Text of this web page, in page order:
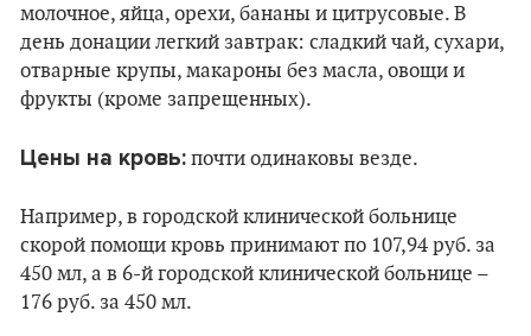
молочное, яйца, орехи, бананы и цитрусовые. В
день донации легкий завтрак: сладкий чай, сухари,
отварные крупы, макароны без масла, овощи и
фрукты (кроме запрещенных).
Цены на кровь: почти одинаковы везде.
Например, в городской клинической больнице
скорой помощи кровь принимают по 107,94 руб. за
450 мл, а в 6-й городской клинической больнице –
176 руб. за 450 мл.